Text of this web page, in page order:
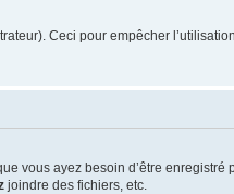
Ceci pour empêcher
vous ayez besoin d’être
joindre des fichiers, etc.